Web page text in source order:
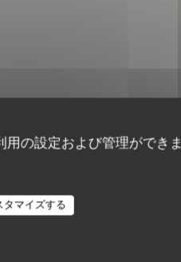
の設定および管理ができま
タマイズする